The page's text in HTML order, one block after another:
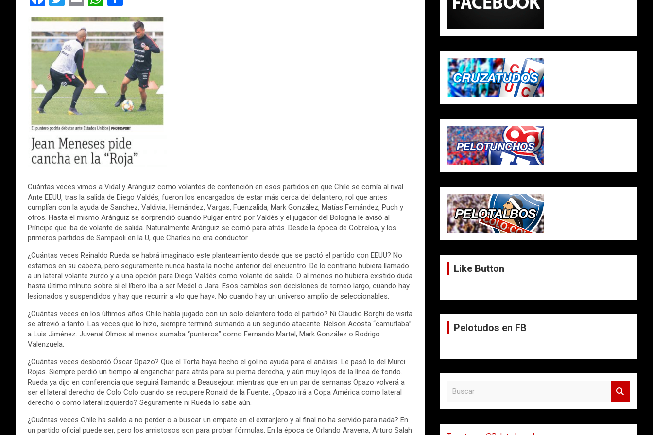
a
ce
b
o
o
k
wi
tt
er
m
ail
h
at
s
p
o
m
p
ar
tir
Cuántas veces vimos a Vidal y Aránguiz como volantes de contención en esos partidos en que Chile se comía al rival.
Ante EEUU, tras la salida de Diego Valdés, fueron los encargados de estar más cerca del delantero, rol que antes
cumplían con la ayuda de Sanchez, Valdivia, Hernández, Vargas, Fuenzalida, Mark González, Matías Fernández, Puch y
otros. Hasta el mismo Aránguiz se sorprendió cuando Pulgar entró por Valdés y el jugador del Bologna le avisó al
Príncipe que iba de volante de salida. Naturalmente Aránguiz se corrió para atrás. Desde la época de Cobreloa, y los
primeros partidos de Sampaoli en la U, que Charles no era conductor.
¿Cuántas veces Reinaldo Rueda se habrá imaginado este planteamiento desde que se pactó el partido con EEUU? No
estamos en su cabeza, pero seguramente nunca hasta la noche anterior del encuentro. De lo contrario hubiera llamado
a un lateral volante zurdo y a una opción para Diego Valdés como volante de salida. O al menos no hubiera existido duda
hasta último minuto sobre si el líbero iba a ser Medel o Jara. Esos cambios son decisiones de torneo largo, cuando hay
lesionados y suspendidos y hay que recurrir a «lo que hay». No cuando hay un universo amplio de seleccionables.
¿Cuántas veces en los últimos años Chile había jugado con un solo delantero todo el partido? Ni Claudio Borghi de visita
se atrevió a tanto. Las veces que lo hizo, siempre terminó sumando a un segundo atacante. Nelson Acosta “camuflaba”
a Luis Jiménez. Juvenal Olmos al menos sumaba “punteros” como Fernando Martel, Mark González o Rodrigo
Valenzuela.
¿Cuántas veces desbordó Óscar Opazo? Que el Torta haya hecho el gol no ayuda para el análisis. Le pasó lo del Murci
Rojas. Siempre perdió un tiempo al enganchar para atrás para su pierna derecha, y aún muy lejos de la línea de fondo.
Rueda ya dijo en conferencia que seguirá llamando a Beausejour, mientras que en un par de semanas Opazo volverá a
ser el lateral derecho de Colo Colo cuando se recupere Ronald de la Fuente. ¿Opazo irá a Copa América como lateral
derecho o como lateral izquierdo? Seguramente ni Rueda lo sabe aún.
¿Cuántas veces Chile ha salido a no perder o a buscar un empate en el extranjero y al final no ha servido para nada? En
un partido oficial puede ser, pero los amistosos son para probar fórmulas. En la época de Orlando Aravena, Arturo Salah
Like Button
Pelotudos en FB
a